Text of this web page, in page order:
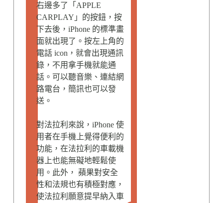
右邊多了「APPLE
CARPLAY」的按鈕，按
下去後，iPhone 的標準畫
面就出現了。按左上角的
電話 icon，就會出現通訊
錄，不用拿手機就能通
話。可以聽音樂、連結網
路電台，簡訊也可以發
送。
對法拉利來說，iPhone 使
用者在手機上覺得便利的
功能，在法拉利的車載機
器上也能無礙地輕鬆使
用。此外， 蘋果對安全
性和法規也有積極對應，
使法拉利願意提早納入車